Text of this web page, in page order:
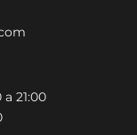
21:00